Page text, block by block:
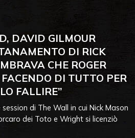
DAVID GILMOUR
DI RICK
CHE ROGER
DI TUTTO PER
FALLIRE”
di The Wall in cui Nick Mason
dei Toto e Wright si licenziò